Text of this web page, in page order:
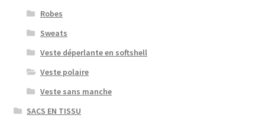
Robes
Sweats
Veste déperlante en softshell
Veste polaire
Veste sans manche
SACS EN TISSU